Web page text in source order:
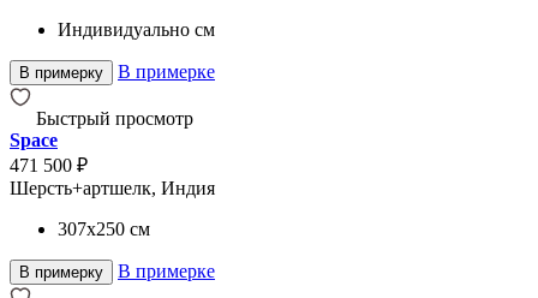
Индивидуально см
В примерку В примерке
Быстрый просмотр
Space
471 500 ₽
Шерсть+артшелк, Индия
307x250 см
В примерку В примерке